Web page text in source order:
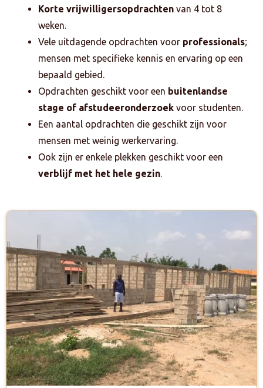
Korte vrijwilligersopdrachten van 4 tot 8
weken.
Vele uitdagende opdrachten voor professionals;
mensen met specifieke kennis en ervaring op een
bepaald gebied.
Opdrachten geschikt voor een buitenlandse
stage of afstudeeronderzoek voor studenten.
Een aantal opdrachten die geschikt zijn voor
mensen met weinig werkervaring.
Ook zijn er enkele plekken geschikt voor een
verblijf met het hele gezin.